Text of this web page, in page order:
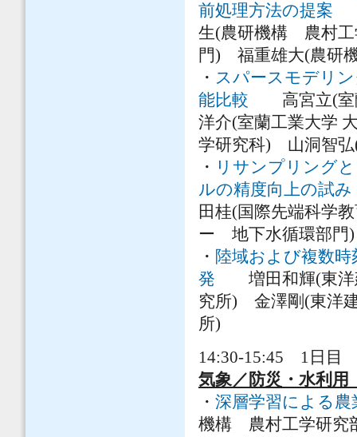
前処理方法の提案
生(農研機構 農村
門) 福重雄大(農研
・ スパースモデリ
能比較 高宮立(室
洋介(室蘭工業大学
学研究科) 山洞智弘
・ リサンプリング
ルの精度向上の試み
田桂(国際先端科学
ー 地下水循環部門
・ 陸域および複数
発 増田和輝(東洋
究所) 金澤剛(東洋
所)
14:30-15:45 1日目
気象／防災・水利
・ 深層学習による
機構 農村工学研究